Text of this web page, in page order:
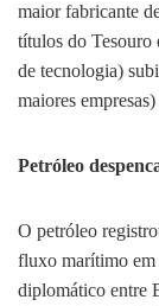
maior fabricante
títulos do Tesouro
de tecnologia)
maiores
Petróleo
O petróleo
fluxo marítimo em
diplomático entre